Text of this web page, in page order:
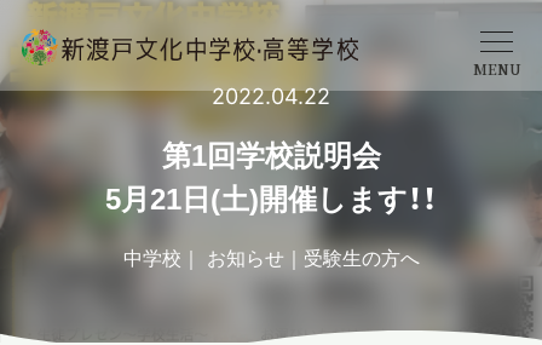
MENU
2022.04.22
第1回学校説明会
5月21日(土)開催します！！
中学校 お知らせ 受験生の方へ